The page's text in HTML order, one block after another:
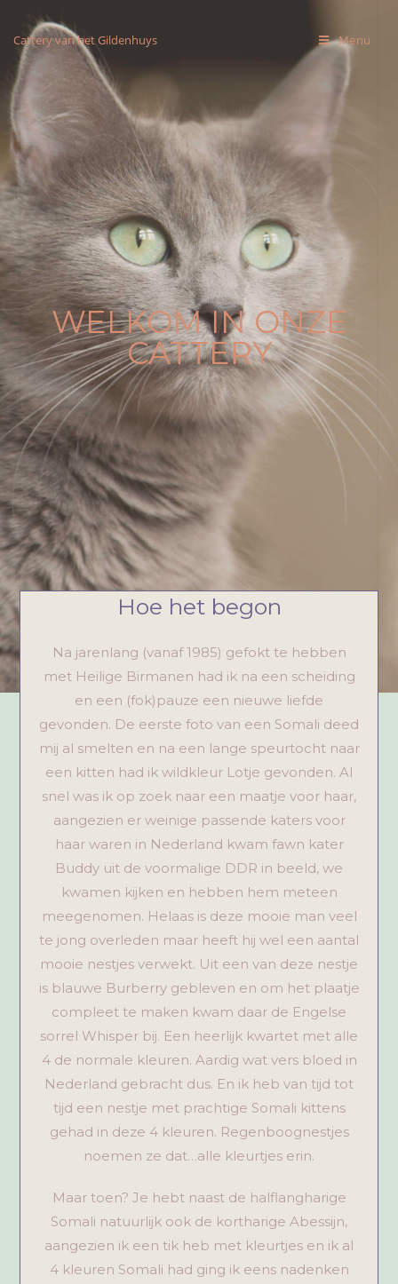
Cattery van het Gildenhuys Menu
WELKOM IN ONZE
CATTERY
Hoe het begon
Na jarenlang (vanaf 1985) gefokt te hebben
met Heilige Birmanen had ik na een scheiding
en een (fok)pauze een nieuwe liefde
gevonden. De eerste foto van een Somali deed
mij al smelten en na een lange speurtocht naar
een kitten had ik wildkleur Lotje gevonden. Al
snel was ik op zoek naar een maatje voor haar,
aangezien er weinige passende katers voor
haar waren in Nederland kwam fawn kater
Buddy uit de voormalige DDR in beeld, we
kwamen kijken en hebben hem meteen
meegenomen. Helaas is deze mooie man veel
te jong overleden maar heeft hij wel een aantal
mooie nestjes verwekt. Uit een van deze nestje
is blauwe Burberry gebleven en om het plaatje
compleet te maken kwam daar de Engelse
sorrel Whisper bij. Een heerlijk kwartet met alle
4 de normale kleuren. Aardig wat vers bloed in
Nederland gebracht dus. En ik heb van tijd tot
tijd een nestje met prachtige Somali kittens
gehad in deze 4 kleuren. Regenboognestjes
noemen ze dat…alle kleurtjes erin.
Maar toen? Je hebt naast de halflangharige
Somali natuurlijk ook de kortharige Abessijn,
aangezien ik een tik heb met kleurtjes en ik al
4 kleuren Somali had ging ik eens nadenken